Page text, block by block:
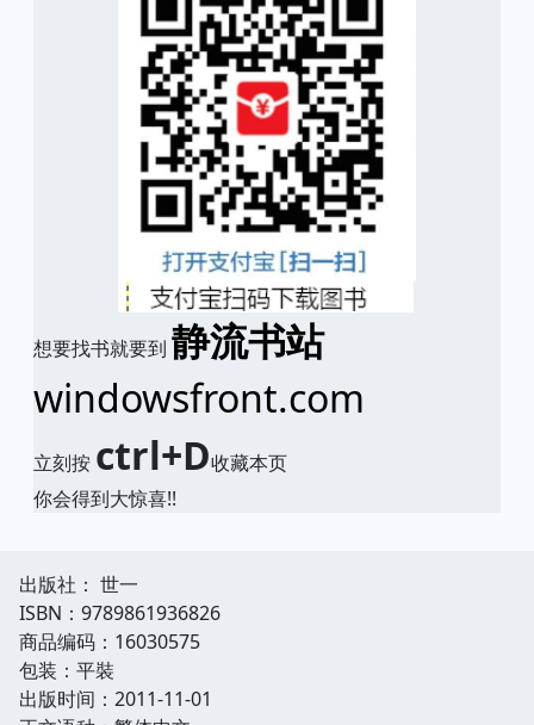
想要找书就要到 静流书站
windowsfront.com
立刻按 ctrl+D收藏本页
你会得到大惊喜!!
出版社： 世一
ISBN：9789861936826
商品编码：16030575
包装：平裝
出版时间：2011-11-01